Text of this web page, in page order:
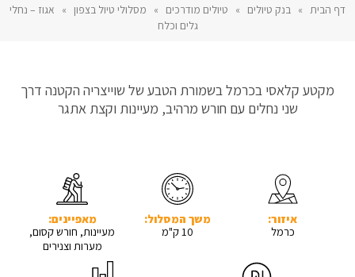
דף הבית » בנק טיולים » טיולים מודרכים » מסלולי טיול בצפון » אגוז – נחלי
גלים וכלח
מקטע קלאסי בכרמל בשמורת הטבע של שוייצריה הקטנה דרך
שני נחלים עם חורש מרהיב, מעיינות וקצת אתגר
איזור:
כרמל
משך המסלול:
10 ק"מ
מאפיינים:
מעיינות, חורש קסום,
מערות וצנירים